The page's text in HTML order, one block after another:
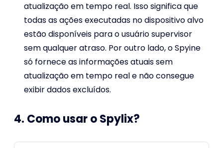
atualização em tempo real. Isso significa que
todas as ações executadas no dispositivo alvo
estão disponíveis para o usuário supervisor
sem qualquer atraso. Por outro lado, o Spyine
só fornece as informações atuais sem
atualização em tempo real e não consegue
exibir dados excluídos.
4. Como usar o Spylix?